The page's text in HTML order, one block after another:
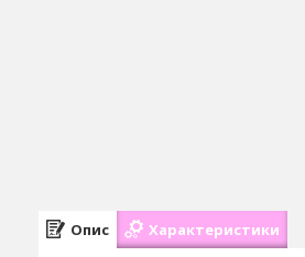
Опис Характеристики